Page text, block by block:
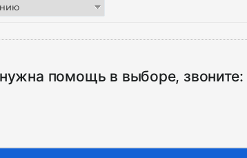
помощь в выборе, звоните: